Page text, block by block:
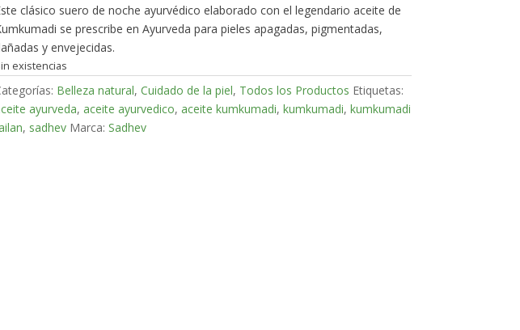
clásico suero de noche ayurvédico elaborado con el legendario aceite de
se prescribe en Ayurveda para pieles apagadas, pigmentadas,
y envejecidas.
existencias
Belleza natural, Cuidado de la piel, Todos los Productos Etiquetas:
ayurveda, aceite ayurvedico, aceite kumkumadi, kumkumadi, kumkumadi
, sadhev Marca: Sadhev